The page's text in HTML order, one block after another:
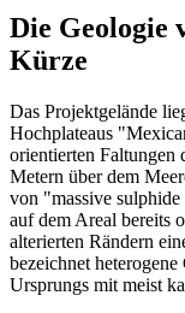
Die
Kürze
Das Projektgelände
Hochplateaus
orientierten Faltungen
Metern über dem
von "massive sulphide
auf dem Areal bereits
alterierten Rändern
bezeichnet
Ursprungs mit meist